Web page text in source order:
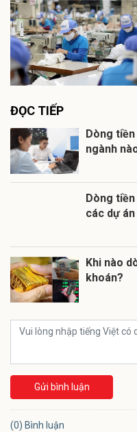
ĐỌC TIẾP
Dòng
ngành
Dòng
các dự
Khi nào
khoán?
Gửi bình luận
(0) Bình luận